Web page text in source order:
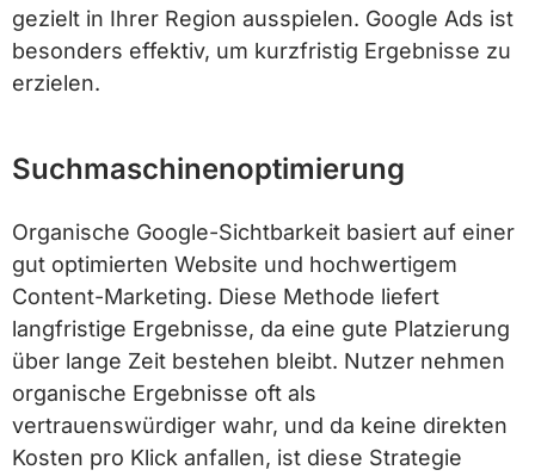
gezielt in Ihrer Region ausspielen. Google Ads ist
besonders effektiv, um kurzfristig Ergebnisse zu
erzielen.
Suchmaschinenoptimierung
Organische Google-Sichtbarkeit basiert auf einer
gut optimierten Website und hochwertigem
Content-Marketing. Diese Methode liefert
langfristige Ergebnisse, da eine gute Platzierung
über lange Zeit bestehen bleibt. Nutzer nehmen
organische Ergebnisse oft als
vertrauenswürdiger wahr, und da keine direkten
Kosten pro Klick anfallen, ist diese Strategie